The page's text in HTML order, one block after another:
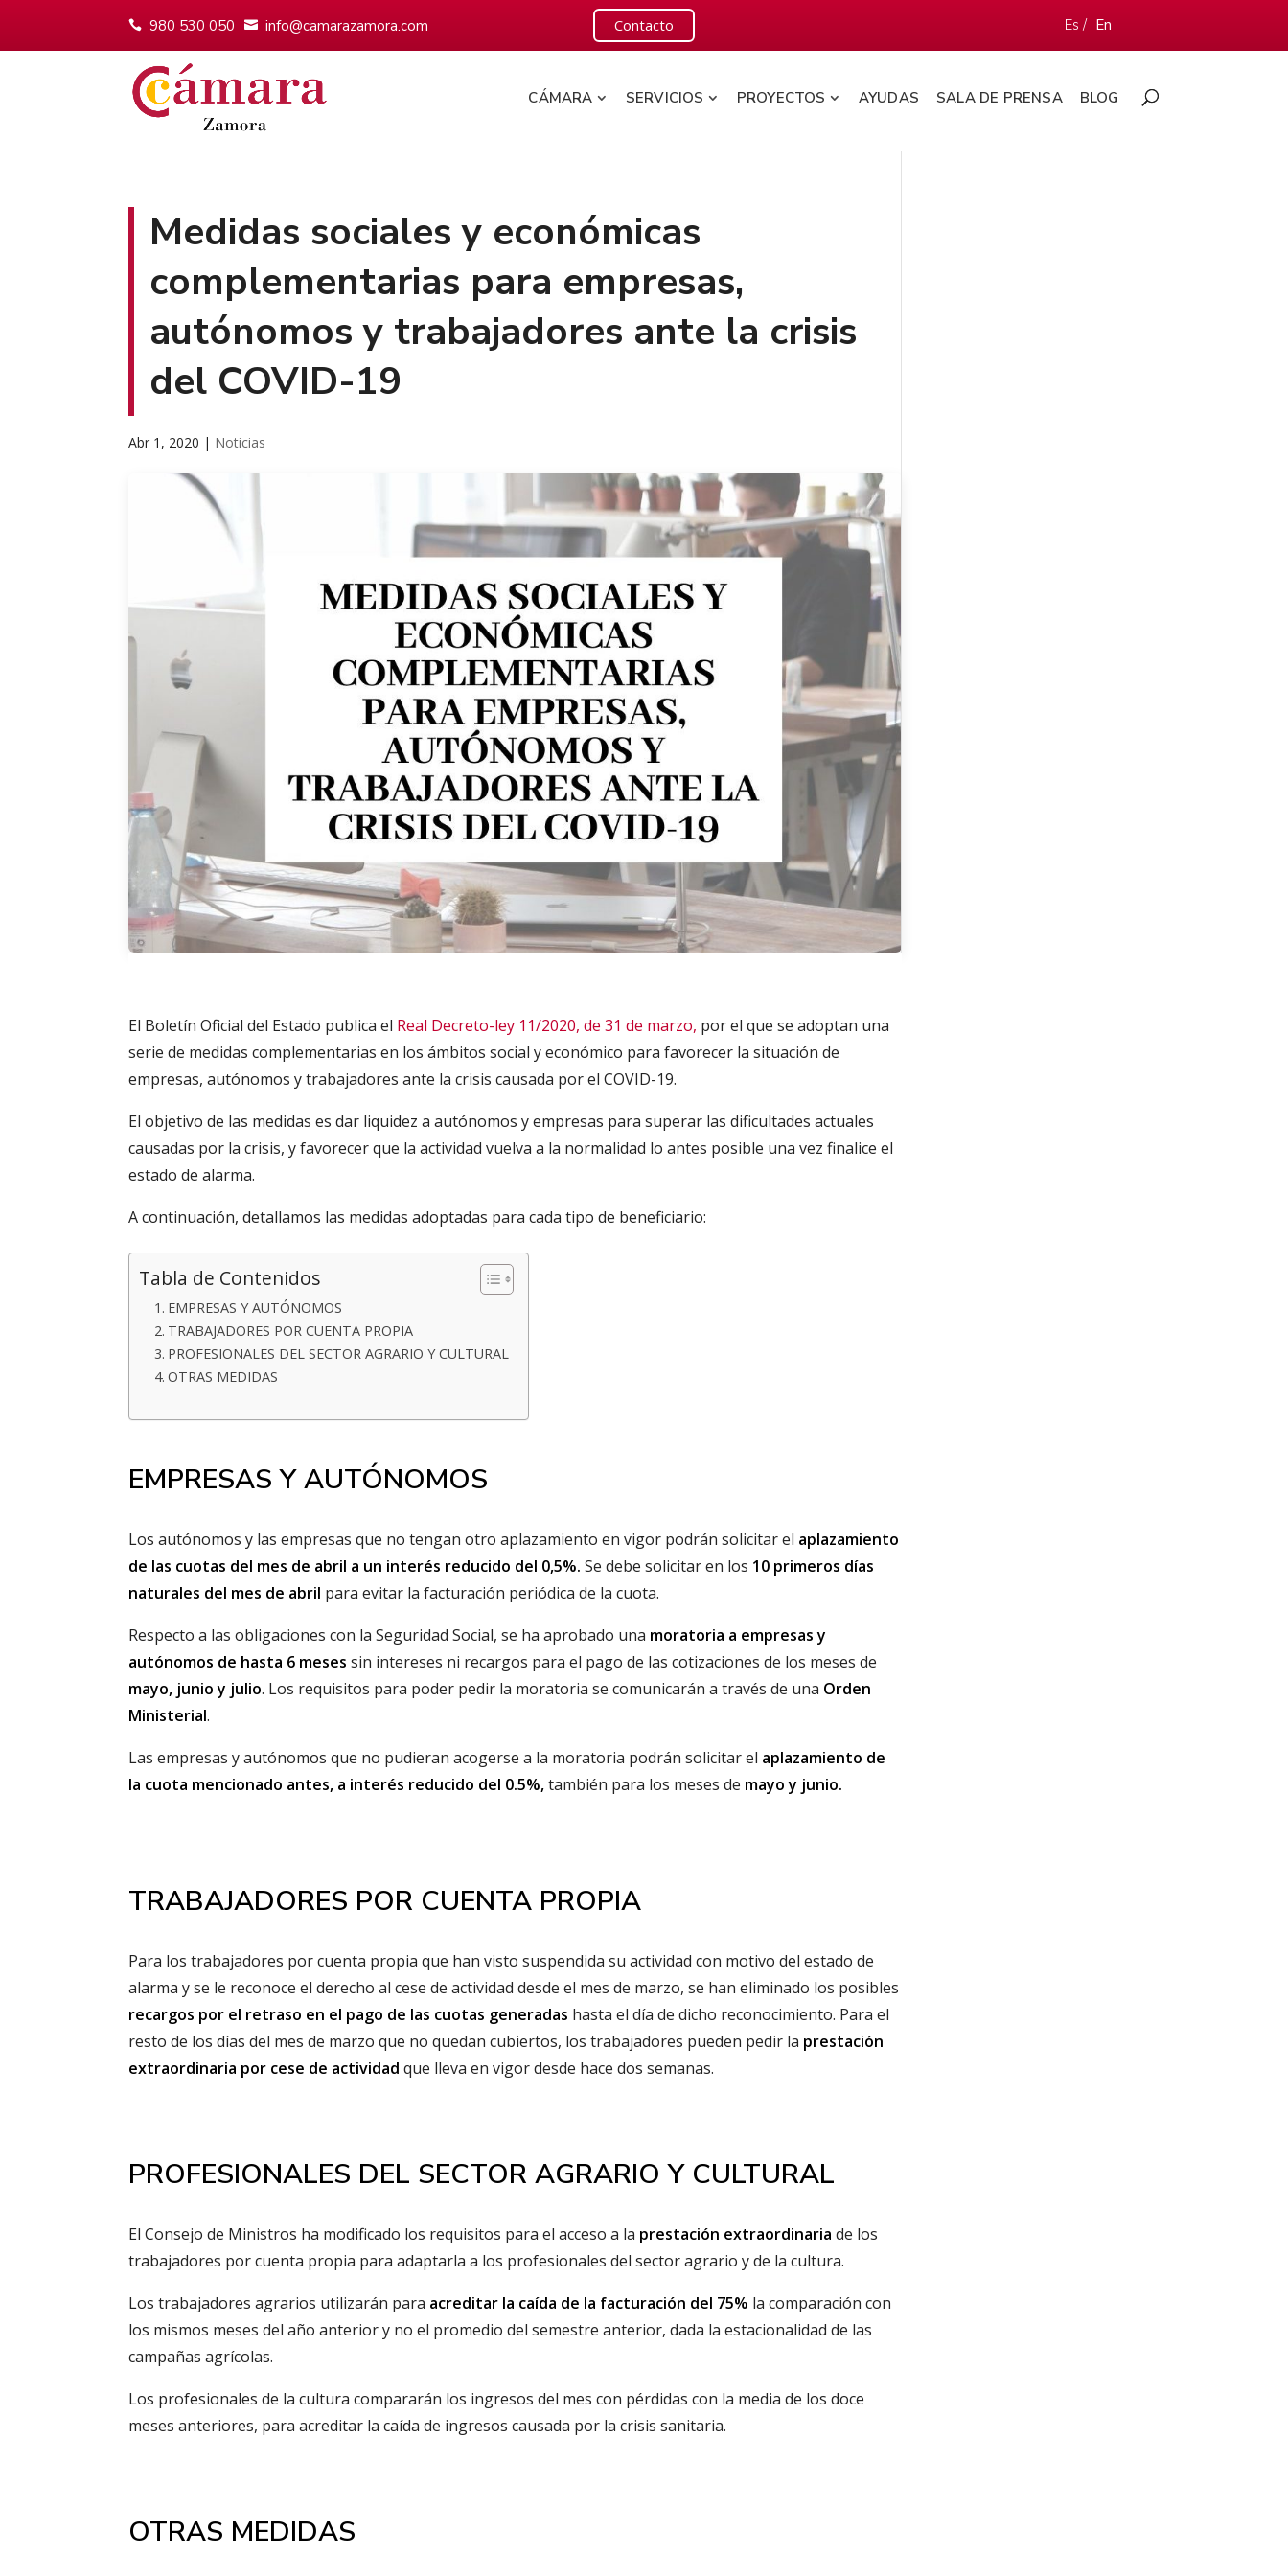
980 530 050 info@camarazamora.com Contacto Es / En
CÁMARA SERVICIOS PROYECTOS AYUDAS SALA DE PRENSA BLOG
Medidas sociales y económicas
complementarias para empresas,
autónomos y trabajadores ante la crisis
del COVID-19
Abr 1, 2020 | Noticias
El Boletín Oficial del Estado publica el Real Decreto-ley 11/2020, de 31 de marzo, por el que se adoptan una
serie de medidas complementarias en los ámbitos social y económico para favorecer la situación de
empresas, autónomos y trabajadores ante la crisis causada por el COVID-19.
El objetivo de las medidas es dar liquidez a autónomos y empresas para superar las dificultades actuales
causadas por la crisis, y favorecer que la actividad vuelva a la normalidad lo antes posible una vez finalice el
estado de alarma.
A continuación, detallamos las medidas adoptadas para cada tipo de beneficiario:
Tabla de Contenidos
EMPRESAS Y AUTÓNOMOS
TRABAJADORES POR CUENTA PROPIA
PROFESIONALES DEL SECTOR AGRARIO Y CULTURAL
OTRAS MEDIDAS
EMPRESAS Y AUTÓNOMOS
Los autónomos y las empresas que no tengan otro aplazamiento en vigor podrán solicitar el aplazamiento
de las cuotas del mes de abril a un interés reducido del 0,5%. Se debe solicitar en los 10 primeros días
naturales del mes de abril para evitar la facturación periódica de la cuota.
Respecto a las obligaciones con la Seguridad Social, se ha aprobado una moratoria a empresas y
autónomos de hasta 6 meses sin intereses ni recargos para el pago de las cotizaciones de los meses de
mayo, junio y julio. Los requisitos para poder pedir la moratoria se comunicarán a través de una Orden
Ministerial.
Las empresas y autónomos que no pudieran acogerse a la moratoria podrán solicitar el aplazamiento de
la cuota mencionado antes, a interés reducido del 0.5%,también para los meses de mayo y junio.
TRABAJADORES POR CUENTA PROPIA
Para los trabajadores por cuenta propia que han visto suspendida su actividad con motivo del estado de
alarma y se le reconoce el derecho al cese de actividad desde el mes de marzo, se han eliminado los posibles
recargos por el retraso en el pago de las cuotas generadas hasta el día de dicho reconocimiento. Para el
resto de los días del mes de marzo que no quedan cubiertos, los trabajadores pueden pedir la prestación
extraordinaria por cese de actividad que lleva en vigor desde hace dos semanas.
PROFESIONALES DEL SECTOR AGRARIO Y CULTURAL
El Consejo de Ministros ha modificado los requisitos para el acceso a la prestación extraordinaria de los
trabajadores por cuenta propia para adaptarla a los profesionales del sector agrario y de la cultura.
Los trabajadores agrarios utilizarán para acreditar la caída de la facturación del 75% la comparación con
los mismos meses del año anterior y no el promedio del semestre anterior, dada la estacionalidad de las
campañas agrícolas.
Los profesionales de la cultura compararán los ingresos del mes con pérdidas con la media de los doce
meses anteriores, para acreditar la caída de ingresos causada por la crisis sanitaria.
OTRAS MEDIDAS